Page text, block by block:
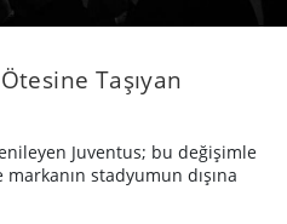
Taşıyan
Juventus; bu değişimle
stadyumun dışına